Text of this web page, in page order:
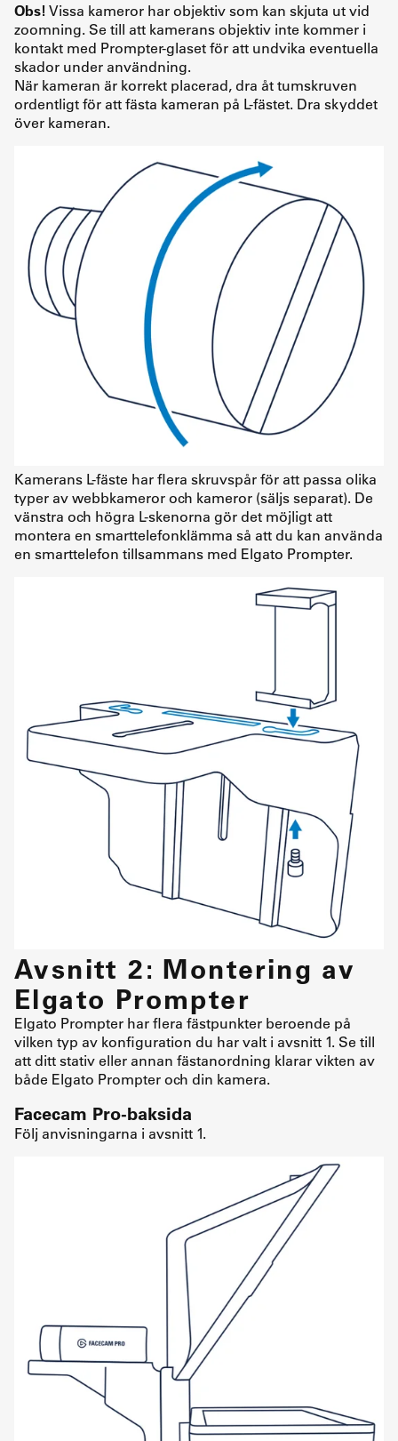
Obs! Vissa kameror har objektiv som kan skjuta ut vid
zoomning. Se till att kamerans objektiv inte kommer i
kontakt med Prompter-glaset för att undvika eventuella
skador under användning.
När kameran är korrekt placerad, dra åt tumskruven
ordentligt för att fästa kameran på L-fästet. Dra skyddet
över kameran.
Kamerans L-fäste har flera skruvspår för att passa olika
typer av webbkameror och kameror (säljs separat). De
vänstra och högra L-skenorna gör det möjligt att
montera en smarttelefonklämma så att du kan använda
en smarttelefon tillsammans med Elgato Prompter.
Avsnitt 2: Montering av
Elgato Prompter
Elgato Prompter har flera fästpunkter beroende på
vilken typ av konfiguration du har valt i avsnitt 1. Se till
att ditt stativ eller annan fästanordning klarar vikten av
både Elgato Prompter och din kamera.
Facecam Pro-baksida
Följ anvisningarna i avsnitt 1.